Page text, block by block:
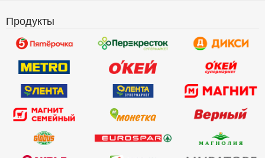
Продукты